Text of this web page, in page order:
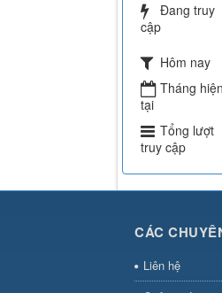
Đang truy
cập
Hôm nay
Tháng hiện
tại
Tổng lượt
truy cập
CÁC
Liên hệ